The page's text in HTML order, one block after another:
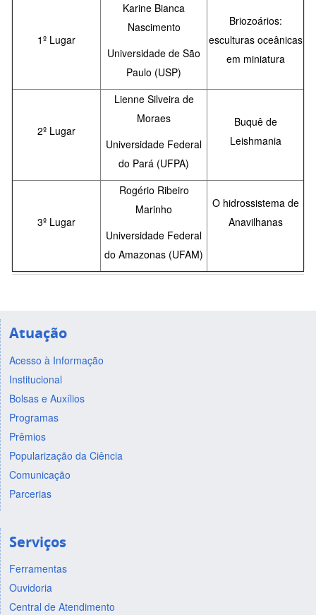
1º Lugar
Karine Bianca
Nascimento
Universidade de São
Paulo (USP)
Briozoários:
esculturas oceânicas
em miniatura
2º Lugar
Lienne Silveira de
Moraes
Universidade Federal
do Pará (UFPA)
Buquê de
Leishmania
3º Lugar
Rogério Ribeiro
Marinho
Universidade Federal
do Amazonas (UFAM)
O hidrossistema de
Anavilhanas
Atuação
Acesso à Informação
Institucional
Bolsas e Auxílios
Programas
Prêmios
Popularização da Ciência
Comunicação
Parcerias
Serviços
Ferramentas
Ouvidoria
Central de Atendimento